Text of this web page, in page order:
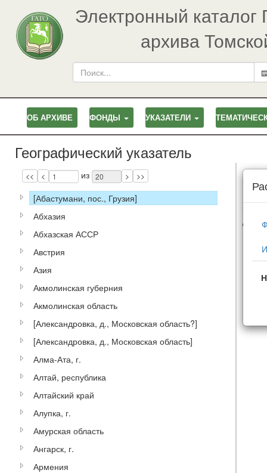
Электронный каталог
архива
ОБ АРХИВЕ ФОНДЫ УКАЗАТЕЛИ
Географический указатель
<< < Page из Pages > >>
[Абастумани, пос., Грузия]
Абхазия
Абхазская АССР
Австрия
Азия
Акмолинская губерния
Акмолинская область
[Александровка, д., Московская область?]
[Александровка, д., Московская область]
Алма-Ата, г.
Алтай, республика
Алтайский край
Алупка, г.
Амурская область
Ангарск, г.
Армения